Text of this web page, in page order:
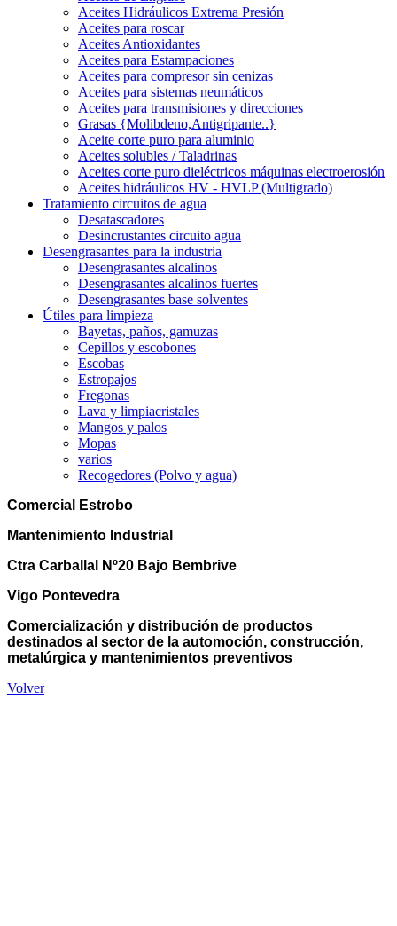
Aceites Hidráulicos Extrema Presión
Aceites para roscar
Aceites Antioxidantes
Aceites para Estampaciones
Aceites para compresor sin cenizas
Aceites para sistemas neumáticos
Aceites para transmisiones y direcciones
Grasas {Molibdeno,Antigripante..}
Aceite corte puro para aluminio
Aceites solubles / Taladrinas
Aceites corte puro dieléctricos máquinas electroerosión
Aceites hidráulicos HV - HVLP (Multigrado)
Tratamiento circuitos de agua
Desatascadores
Desincrustantes circuito agua
Desengrasantes para la industria
Desengrasantes alcalinos
Desengrasantes alcalinos fuertes
Desengrasantes base solventes
Útiles para limpieza
Bayetas, paños, gamuzas
Cepillos y escobones
Escobas
Estropajos
Fregonas
Lava y limpiacristales
Mangos y palos
Mopas
varios
Recogedores (Polvo y agua)
Comercial Estrobo
Mantenimiento Industrial
Ctra Carballal Nº20 Bajo Bembrive
Vigo Pontevedra
Comercialización y distribución de productos
destinados al sector de la automoción, construcción,
metalúrgica y mantenimientos preventivos
Volver